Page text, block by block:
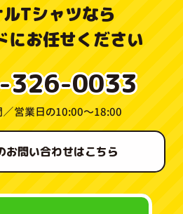
Tシャツなら
にお任せください
326-0033
／営業日の10:00〜18:00
お問い合わせはこちら